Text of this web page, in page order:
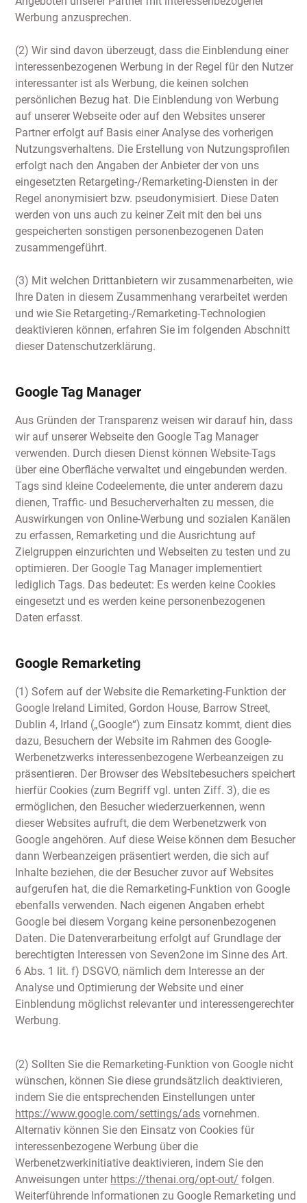
Werbung anzusprechen.
(2) Wir sind davon überzeugt, dass die Einblendung einer
interessenbezogenen Werbung in der Regel für den Nutzer
interessanter ist als Werbung, die keinen solchen
persönlichen Bezug hat. Die Einblendung von Werbung
auf unserer Webseite oder auf den Websites unserer
Partner erfolgt auf Basis einer Analyse des vorherigen
Nutzungsverhaltens. Die Erstellung von Nutzungsprofilen
erfolgt nach den Angaben der Anbieter der von uns
eingesetzten Retargeting-/Remarketing-Diensten in der
Regel anonymisiert bzw. pseudonymisiert. Diese Daten
werden von uns auch zu keiner Zeit mit den bei uns
gespeicherten sonstigen personenbezogenen Daten
zusammengeführt.
(3) Mit welchen Drittanbietern wir zusammenarbeiten, wie
Ihre Daten in diesem Zusammenhang verarbeitet werden
und wie Sie Retargeting-/Remarketing-Technologien
deaktivieren können, erfahren Sie im folgenden Abschnitt
dieser Datenschutzerklärung.
Google Tag Manager
Aus Gründen der Transparenz weisen wir darauf hin, dass
wir auf unserer Webseite den Google Tag Manager
verwenden. Durch diesen Dienst können Website-Tags
über eine Oberfläche verwaltet und eingebunden werden.
Tags sind kleine Codeelemente, die unter anderem dazu
dienen, Traffic- und Besucherverhalten zu messen, die
Auswirkungen von Online-Werbung und sozialen Kanälen
zu erfassen, Remarketing und die Ausrichtung auf
Zielgruppen einzurichten und Webseiten zu testen und zu
optimieren. Der Google Tag Manager implementiert
lediglich Tags. Das bedeutet: Es werden keine Cookies
eingesetzt und es werden keine personenbezogenen
Daten erfasst.
Google Remarketing
(1) Sofern auf der Website die Remarketing-Funktion der
Google Ireland Limited, Gordon House, Barrow Street,
Dublin 4, Irland („Google“) zum Einsatz kommt, dient dies
dazu, Besuchern der Website im Rahmen des Google-
Werbenetzwerks interessenbezogene Werbeanzeigen zu
präsentieren. Der Browser des Websitebesuchers speichert
hierfür Cookies (zum Begriff vgl. unten Ziff. 3), die es
ermöglichen, den Besucher wiederzuerkennen, wenn
dieser Websites aufruft, die dem Werbenetzwerk von
Google angehören. Auf diese Weise können dem Besucher
dann Werbeanzeigen präsentiert werden, die sich auf
Inhalte beziehen, die der Besucher zuvor auf Websites
aufgerufen hat, die die Remarketing-Funktion von Google
ebenfalls verwenden. Nach eigenen Angaben erhebt
Google bei diesem Vorgang keine personenbezogenen
Daten. Die Datenverarbeitung erfolgt auf Grundlage der
berechtigten Interessen von Seven2one im Sinne des Art.
6 Abs. 1 lit. f) DSGVO, nämlich dem Interesse an der
Analyse und Optimierung der Website und einer
Einblendung möglichst relevanter und interessengerechter
Werbung.
(2) Sollten Sie die Remarketing-Funktion von Google nicht
wünschen, können Sie diese grundsätzlich deaktivieren,
indem Sie die entsprechenden Einstellungen unter
https://www.google.com/settings/adsvornehmen.
Alternativ können Sie den Einsatz von Cookies für
interessenbezogene Werbung über die
Werbenetzwerkinitiative deaktivieren, indem Sie den
Anweisungen unterhttps://thenai.org/opt-out/ folgen.
Weiterführende Informationen zu Google Remarketing und